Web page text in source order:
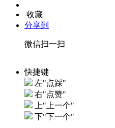
收藏
分享到
微信扫一扫
快捷键
左"点踩"
右"点赞"
上"上一个"
下"下一个"